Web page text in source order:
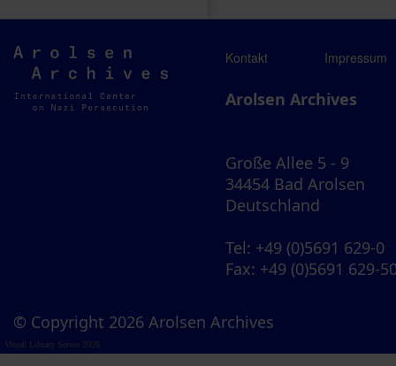
Arolsen
Archives
Kontakt Impressum
Arolsen Archives
Große Allee 5 - 9
34454 Bad Arolsen
Deutschland
Tel: +49 (0)5691 629-0
Fax: +49 (0)5691 629-
© Copyright 2026 Arolsen Archives
Visual Library Server 2026